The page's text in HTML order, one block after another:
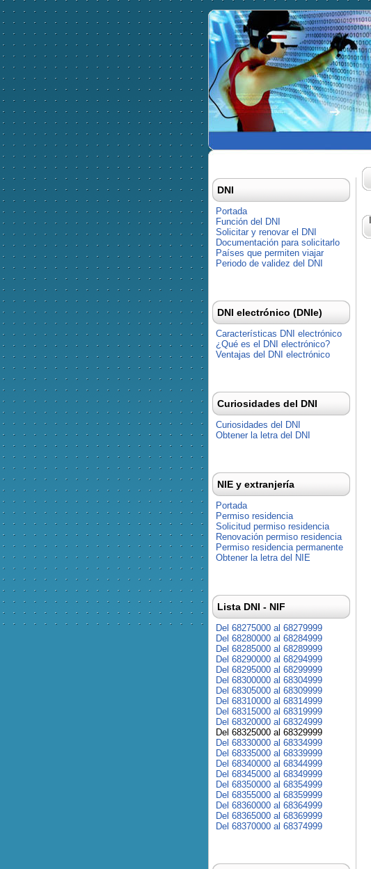
DNI
Portada
Función del DNI
Solicitar y renovar el DNI
Documentación para solicitarlo
Países que permiten viajar
Periodo de validez del DNI
DNI electrónico (DNIe)
Características DNI electrónico
¿Qué es el DNI electrónico?
Ventajas del DNI electrónico
Curiosidades del DNI
Curiosidades del DNI
Obtener la letra del DNI
NIE y extranjería
Portada
Permiso residencia
Solicitud permiso residencia
Renovación permiso residencia
Permiso residencia permanente
Obtener la letra del NIE
Lista DNI - NIF
Del 68275000 al 68279999
Del 68280000 al 68284999
Del 68285000 al 68289999
Del 68290000 al 68294999
Del 68295000 al 68299999
Del 68300000 al 68304999
Del 68305000 al 68309999
Del 68310000 al 68314999
Del 68315000 al 68319999
Del 68320000 al 68324999
Del 68325000 al 68329999
Del 68330000 al 68334999
Del 68335000 al 68339999
Del 68340000 al 68344999
Del 68345000 al 68349999
Del 68350000 al 68354999
Del 68355000 al 68359999
Del 68360000 al 68364999
Del 68365000 al 68369999
Del 68370000 al 68374999